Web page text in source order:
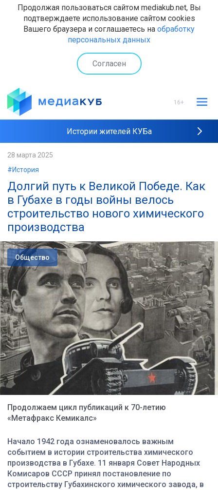
Продолжая пользоваться сайтом mediakub.net, Вы
подтверждаете использование сайтом cookies
Вашего браузера и соглашаетесь на обработку
персональных данных
Согласен
16+
Истории жителей КУБа
28 марта 2025
#История
Долгий путь к Великой Победе. Как
в Губахе в годы войны велось
строительство нового химического
производства
Общество
Продолжаем цикл публикаций к 70-летию
«Метафракс Кемикалс»
Начало 1942 года ознаменовалось важным
событием в истории строительства химического
производства в Губахе. 11 января Совет Народных
Комисаров СССР принял постановление по
строительству Губахинского химического завода, в